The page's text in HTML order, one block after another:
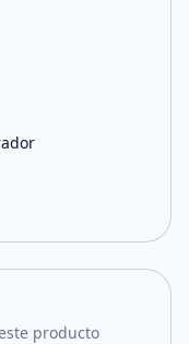
producto